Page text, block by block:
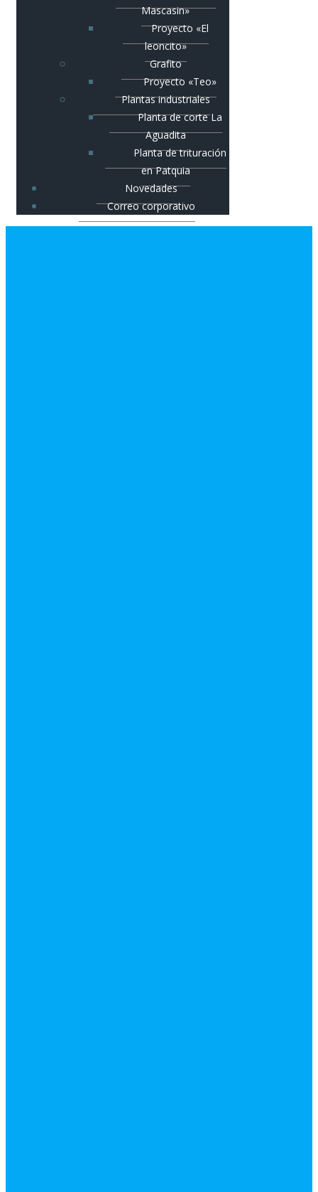
Mascasin»
Proyecto «El
leoncito»
Grafito
Proyecto «Teo»
Plantas industriales
Planta de corte La
Aguadita
Planta de trituración
en Patquia
Novedades
Correo corporativo